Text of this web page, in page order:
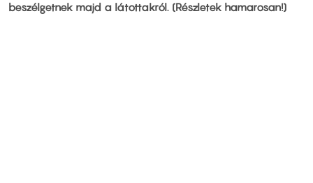
beszélgetnek majd a látottakról. (Részletek hamarosan!)